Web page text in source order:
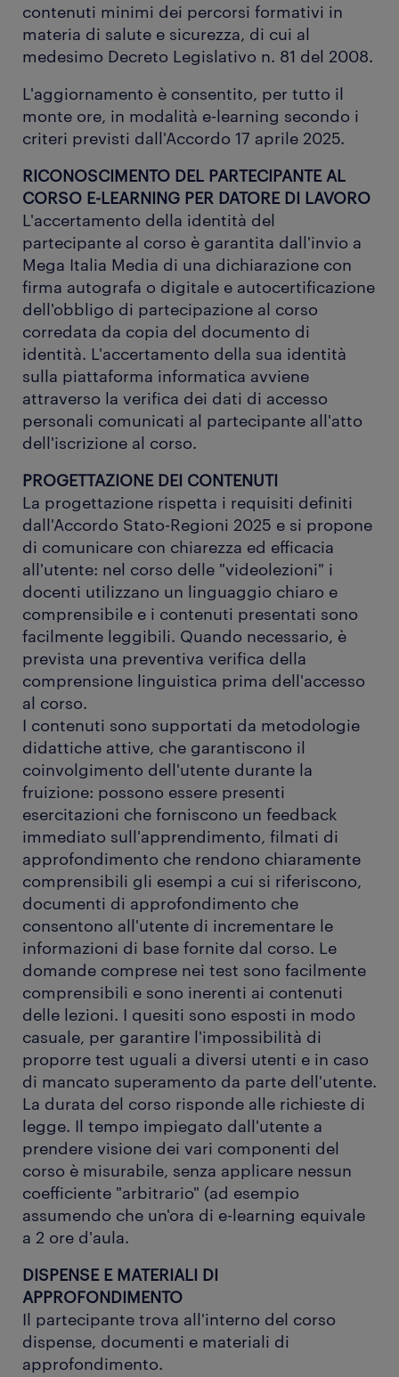
contenuti minimi dei percorsi formativi in
materia di salute e sicurezza, di cui al
medesimo Decreto Legislativo n. 81 del 2008.
L'aggiornamento è consentito, per tutto il
monte ore, in modalità e-learning secondo i
criteri previsti dall'Accordo 17 aprile 2025.
RICONOSCIMENTO DEL PARTECIPANTE AL
CORSO E-LEARNING PER DATORE DI LAVORO
L'accertamento della identità del
partecipante al corso è garantita dall'invio a
Mega Italia Media di una dichiarazione con
firma autografa o digitale e autocertificazione
dell'obbligo di partecipazione al corso
corredata da copia del documento di
identità. L'accertamento della sua identità
sulla piattaforma informatica avviene
attraverso la verifica dei dati di accesso
personali comunicati al partecipante all'atto
dell'iscrizione al corso.
PROGETTAZIONE DEI CONTENUTI
La progettazione rispetta i requisiti definiti
dall'Accordo Stato-Regioni 2025 e si propone
di comunicare con chiarezza ed efficacia
all'utente: nel corso delle "videolezioni" i
docenti utilizzano un linguaggio chiaro e
comprensibile e i contenuti presentati sono
facilmente leggibili. Quando necessario, è
prevista una preventiva verifica della
comprensione linguistica prima dell'accesso
al corso.
I contenuti sono supportati da metodologie
didattiche attive, che garantiscono il
coinvolgimento dell'utente durante la
fruizione: possono essere presenti
esercitazioni che forniscono un feedback
immediato sull'apprendimento, filmati di
approfondimento che rendono chiaramente
comprensibili gli esempi a cui si riferiscono,
documenti di approfondimento che
consentono all'utente di incrementare le
informazioni di base fornite dal corso. Le
domande comprese nei test sono facilmente
comprensibili e sono inerenti ai contenuti
delle lezioni. I quesiti sono esposti in modo
casuale, per garantire l'impossibilità di
proporre test uguali a diversi utenti e in caso
di mancato superamento da parte dell'utente.
La durata del corso risponde alle richieste di
legge. Il tempo impiegato dall'utente a
prendere visione dei vari componenti del
corso è misurabile, senza applicare nessun
coefficiente "arbitrario" (ad esempio
assumendo che un'ora di e-learning equivale
a 2 ore d'aula.
DISPENSE E MATERIALI DI
APPROFONDIMENTO
Il partecipante trova all'interno del corso
dispense, documenti e materiali di
approfondimento.